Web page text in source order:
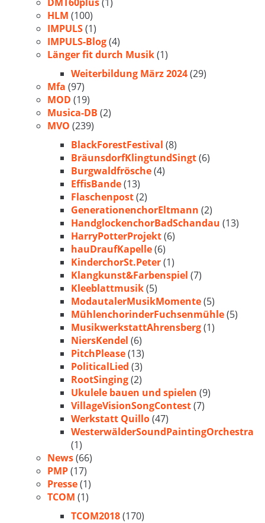
HLM (100)
IMPULS(1)
IMPULS-Blog(4)
Länger fit durch Musik(1)
Weiterbildung März 2024(29)
Mfa (97)
MOD (19)
Musica-DB (2)
MVO (239)
BlackForestFestival (8)
BräunsdorfKlingtundSingt(6)
Burgwaldfrösche(4)
EffisBande(13)
Flaschenpost(2)
GenerationenchorEltmann (2)
HandglockenchorBadSchandau (13)
HarryPotterProjekt(6)
hauDraufKapelle(6)
KinderchorSt.Peter(1)
Klangkunst&Farbenspiel (7)
Kleeblattmusik(5)
ModautalerMusikMomente(5)
MühlenchorinderFuchsenmühle(5)
MusikwerkstattAhrensberg(1)
NiersKendel (6)
PitchPlease(13)
PoliticalLied (3)
RootSinging(2)
Ukulele bauen und spielen (9)
VillageVisionSongContest(7)
Werkstatt Quillo(47)
WesterwälderSoundPaintingOrchestra
(1)
News(66)
PMP(17)
Presse(1)
TCOM (1)
TCOM2018(170)